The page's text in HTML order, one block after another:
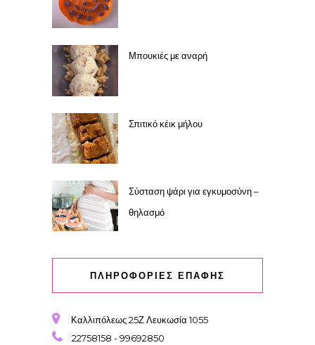
Μπουκιές με αναρή
Σπιτικό κέικ μήλου
Σύσταση ψάρι για εγκυμοσύνη –
θηλασμό
ΠΛΗΡΟΦΟΡΙΕΣ ΕΠΑΦΗΣ
Καλλιπόλεως 25Ζ Λευκωσία 1055
22758158 - 99692850